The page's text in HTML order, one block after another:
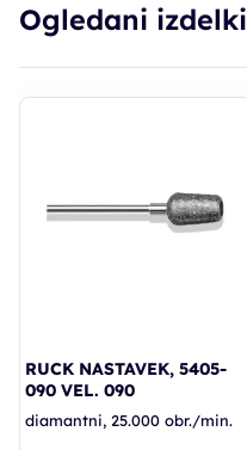
Ogledani izdelki
RUCK NASTAVEK, 5405-
090 VEL. 090
diamantni, 25.000 obr./min.